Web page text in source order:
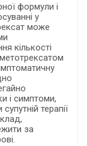
формули і
у
може
кількості
і симптоми,
терапії
за